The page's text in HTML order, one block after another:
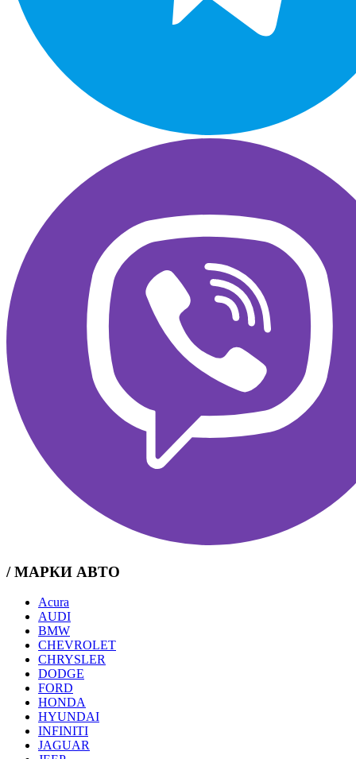
/ МАРКИ АВТО
Acura
AUDI
BMW
CHEVROLET
CHRYSLER
DODGE
FORD
HONDA
HYUNDAI
INFINITI
JAGUAR